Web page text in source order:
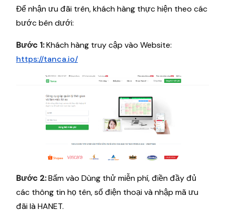
Để nhận ưu đãi trên, khách hàng thực hiện theo các
bước bên dưới:
Bước 1:Khách hàng truy cập vào Website:
https://tanca.io/
Bước 2:Bấm vào Dùng thử miễn phí, điền đầy đủ
các thông tin họ tên, số điện thoại và nhập mã ưu
đãi là HANET.